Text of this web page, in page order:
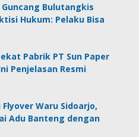
Bulutangkis
Hukum: Pelaku Bisa
Pabrik PT Sun Paper
Penjelasan Resmi
Waru Sidoarjo,
Adu Banteng dengan